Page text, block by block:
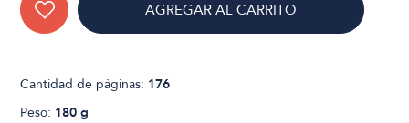
AGREGAR AL CARRITO
Cantidad de páginas: 176
Peso: 180 g